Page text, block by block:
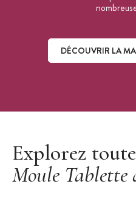
DÉCOUVRIR LA
Explorez
Moule Tablette